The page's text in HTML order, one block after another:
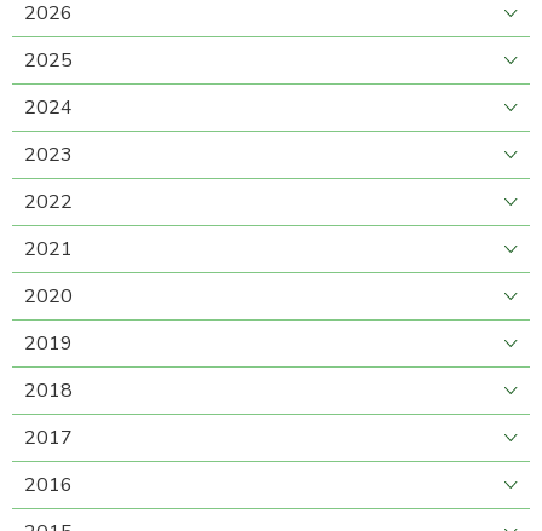
2026
2025
2024
2023
2022
2021
2020
2019
2018
2017
2016